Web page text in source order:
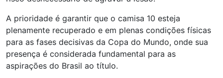
A prioridade é garantir que o camisa 10 esteja
plenamente recuperado e em plenas condições físicas
para as fases decisivas da Copa do Mundo, onde sua
presença é considerada fundamental para as
aspirações do Brasil ao título.